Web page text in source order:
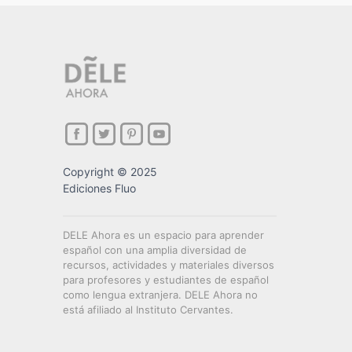
Copyright © 2025
Ediciones Fluo
DELE Ahora es un espacio para aprender
español con una amplia diversidad de
recursos, actividades y materiales diversos
para profesores y estudiantes de español
como lengua extranjera. DELE Ahora no
está afiliado al Instituto Cervantes.